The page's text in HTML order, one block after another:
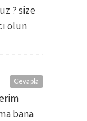
? size
olun
Cevapla
bana